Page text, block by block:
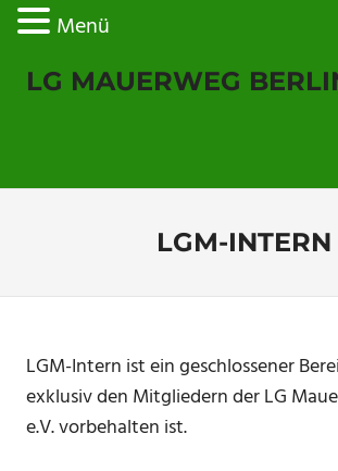
InhaltLG MAUERWEG
LGM-INTERN
LGM-Intern ist ein geschlossener
exklusiv den Mitgliedern der LG
e.V. vorbehalten ist.
Menü